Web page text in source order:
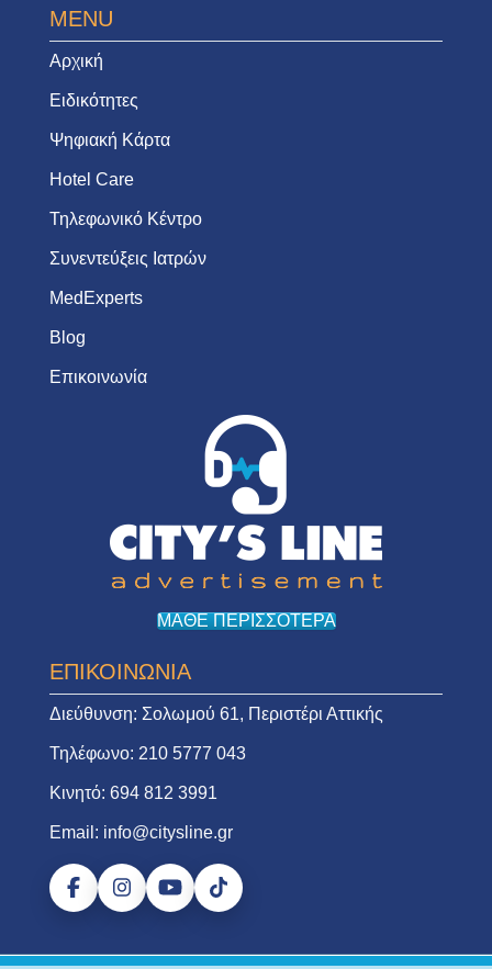
MENU
Αρχική
Ειδικότητες
Ψηφιακή Κάρτα
Hotel Care
Τηλεφωνικό Κέντρο
Συνεντεύξεις Ιατρών
MedExperts
Blog
Επικοινωνία
ΜΑΘΕ ΠΕΡΙΣΣΟΤΕΡΑ
ΕΠΙΚΟΙΝΩΝΙΑ
Διεύθυνση: Σολωμού 61, Περιστέρι Αττικής
Τηλέφωνο: 210 5777 043
Κινητό: 694 812 3991
Email: info@citysline.gr